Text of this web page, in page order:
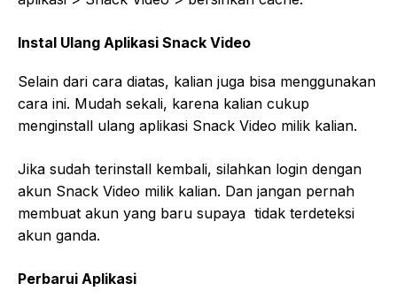
Instal Ulang Aplikasi Snack Video
Selain dari cara diatas, kalian juga bisa menggunakan
cara ini. Mudah sekali, karena kalian cukup
menginstall ulang aplikasi Snack Video milik kalian.
Jika sudah terinstall kembali, silahkan login dengan
akun Snack Video milik kalian. Dan jangan pernah
membuat akun yang baru supaya tidak terdeteksi
akun ganda.
Perbarui Aplikasi